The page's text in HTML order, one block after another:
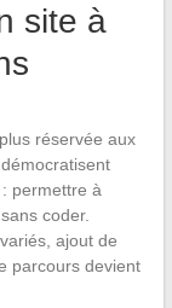
site à
réservée aux
permettre à
coder.
variés, ajout de
parcours devient